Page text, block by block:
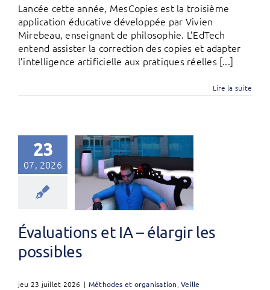
Lancée cette année, MesCopies est la troisième
application éducative développée par Vivien
Mirebeau, enseignant de philosophie. L’EdTech
entend assister la correction des copies et adapter
l’intelligence artificielle aux pratiques réelles [...]
Lire la suite
23
07, 2026
Évaluations et IA – élargir les
possibles
jeu 23 juillet 2026 | Méthodes et organisation ,Veille